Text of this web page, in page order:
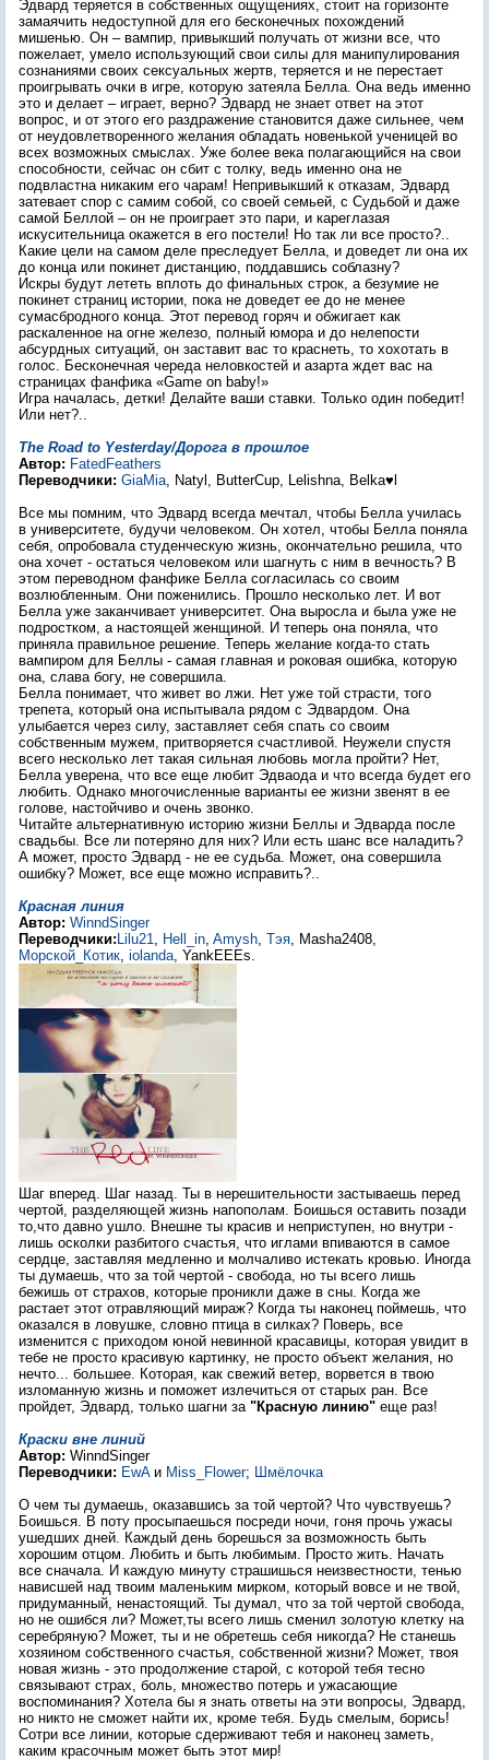
Эдвард теряется в собственных ощущениях, стоит на горизонте
замаячить недоступной для его бесконечных похождений
мишенью. Он – вампир, привыкший получать от жизни все, что
пожелает, умело использующий свои силы для манипулирования
сознаниями своих сексуальных жертв, теряется и не перестает
проигрывать очки в игре, которую затеяла Белла. Она ведь именно
это и делает – играет, верно? Эдвард не знает ответ на этот
вопрос, и от этого его раздражение становится даже сильнее, чем
от неудовлетворенного желания обладать новенькой ученицей во
всех возможных смыслах. Уже более века полагающийся на свои
способности, сейчас он сбит с толку, ведь именно она не
подвластна никаким его чарам! Непривыкший к отказам, Эдвард
затевает спор с самим собой, со своей семьей, с Судьбой и даже
самой Беллой – он не проиграет это пари, и кареглазая
искусительница окажется в его постели! Но так ли все просто?..
Какие цели на самом деле преследует Белла, и доведет ли она их
до конца или покинет дистанцию, поддавшись соблазну?
Искры будут лететь вплоть до финальных строк, а безумие не
покинет страниц истории, пока не доведет ее до не менее
сумасбродного конца. Этот перевод горяч и обжигает как
раскаленное на огне железо, полный юмора и до нелепости
абсурдных ситуаций, он заставит вас то краснеть, то хохотать в
голос. Бесконечная череда неловкостей и азарта ждет вас на
страницах фанфика «Game on baby!»
Игра началась, детки! Делайте ваши ставки. Только один победит!
Или нет?..
The Road to Yesterday/Дорога в прошлое
Автор: FatedFeathers
Переводчики: GiaMia, Natyl, ButterCup, Lelishna, Belka♥l
Все мы помним, что Эдвард всегда мечтал, чтобы Белла училась
в университете, будучи человеком. Он хотел, чтобы Белла поняла
себя, опробовала студенческую жизнь, окончательно решила, что
она хочет - остаться человеком или шагнуть с ним в вечность? В
этом переводном фанфике Белла согласилась со своим
возлюбленным. Они поженились. Прошло несколько лет. И вот
Белла уже заканчивает университет. Она выросла и была уже не
подростком, а настоящей женщиной. И теперь она поняла, что
приняла правильное решение. Теперь желание когда-то стать
вампиром для Беллы - самая главная и роковая ошибка, которую
она, слава богу, не совершила.
Белла понимает, что живет во лжи. Нет уже той страсти, того
трепета, который она испытывала рядом с Эдвардом. Она
улыбается через силу, заставляет себя спать со своим
собственным мужем, притворяется счастливой. Неужели спустя
всего несколько лет такая сильная любовь могла пройти? Нет,
Белла уверена, что все еще любит Эдваода и что всегда будет его
любить. Однако многочисленные варианты ее жизни звенят в ее
голове, настойчиво и очень звонко.
Читайте альтернативную историю жизни Беллы и Эдварда после
свадьбы. Все ли потеряно для них? Или есть шанс все наладить?
А может, просто Эдвард - не ее судьба. Может, она совершила
ошибку? Может, все еще можно исправить?..
Красная линия
Автор: WinndSinger
Переводчики: Lilu21, Hell_in, Amysh, Тэя, Masha2408,
Морской_Котик, iolanda, YankEEEs.
Шаг вперед. Шаг назад. Ты в нерешительности застываешь перед
чертой, разделяющей жизнь напополам. Боишься оставить позади
то,что давно ушло. Внешне ты красив и неприступен, но внутри -
лишь осколки разбитого счастья, что иглами впиваются в самое
сердце, заставляя медленно и молчаливо истекать кровью. Иногда
ты думаешь, что за той чертой - свобода, но ты всего лишь
бежишь от страхов, которые проникли даже в сны. Когда же
растает этот отравляющий мираж? Когда ты наконец поймешь, что
оказался в ловушке, словно птица в силках? Поверь, все
изменится с приходом юной невинной красавицы, которая увидит в
тебе не просто красивую картинку, не просто объект желания, но
нечто... большее. Которая, как свежий ветер, ворвется в твою
изломанную жизнь и поможет излечиться от старых ран. Все
пройдет, Эдвард, только шагни за "Красную линию" еще раз!
Краски вне линий
Автор: WinndSinger
Переводчики: EwAи Miss_Flower; Шмёлочка
О чем ты думаешь, оказавшись за той чертой? Что чувствуешь?
Боишься. В поту просыпаешься посреди ночи, гоня прочь ужасы
ушедших дней. Каждый день борешься за возможность быть
хорошим отцом. Любить и быть любимым. Просто жить. Начать
все сначала. И каждую минуту страшишься неизвестности, тенью
нависшей над твоим маленьким мирком, который вовсе и не твой,
придуманный, ненастоящий. Ты думал, что за той чертой свобода,
но не ошибся ли? Может,ты всего лишь сменил золотую клетку на
серебряную? Может, ты и не обретешь себя никогда? Не станешь
хозяином собственного счастья, собственной жизни? Может, твоя
новая жизнь - это продолжение старой, с которой тебя тесно
связывают страх, боль, множество потерь и ужасающие
воспоминания? Хотела бы я знать ответы на эти вопросы, Эдвард,
но никто не сможет найти их, кроме тебя. Будь смелым, борись!
Сотри все линии, которые сдерживают тебя и наконец заметь,
каким красочным может быть этот мир!